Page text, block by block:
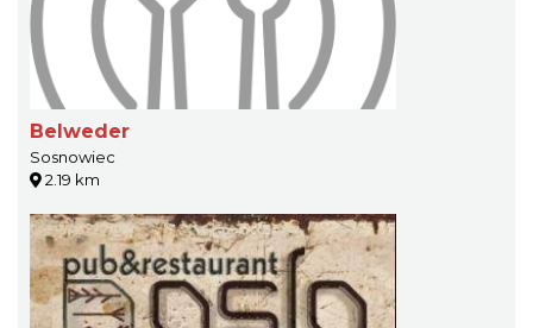
Belweder
Sosnowiec
2.19 km